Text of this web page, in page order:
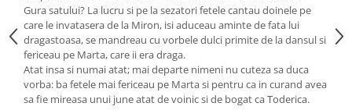
Gura satului? La lucru si pe la sezatori fetele cantau doinele pe
care le invatasera de la Miron, isi aduceau aminte de fata lui
dragastoasa, se mandreau cu vorbele dulci primite de la dansul si
fericeau pe Marta, care ii era draga.
Atat insa si numai atat; mai departe nimeni nu cuteza sa duca
vorba: ba fetele mai fericeau pe Marta si pentru ca in curand avea
sa fie mireasa unui june atat de voinic si de bogat ca Toderica.